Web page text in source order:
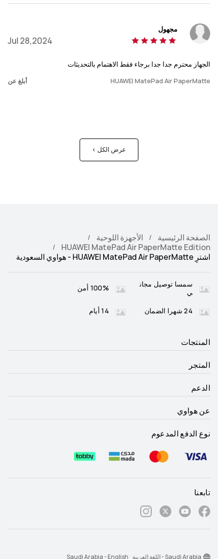
مجهول
Jul 28,2024
الجهاز محترم جدا جدا برجاء فقط الاهتمام بالتحديثات
HUAWEI MatePad Air PaperMatte أبلغ عن
عرض الكل >
الصفحة الرئيسية
الأجهزة اللوحية
HUAWEI MatePad Air PaperMatte Edition
اشترِ HUAWEI MatePad Air PaperMatte - هواوي السعودية
سمسا توصيل مجان
ي
100% أمن
24 شهرا الضمان 14 أيام
المنتجات
المتجر
الدعم
عن هواوي
نوع الدفع المدعوم
تابعنا
Saudi Arabia - اللغة العربية Saudi Arabia - English